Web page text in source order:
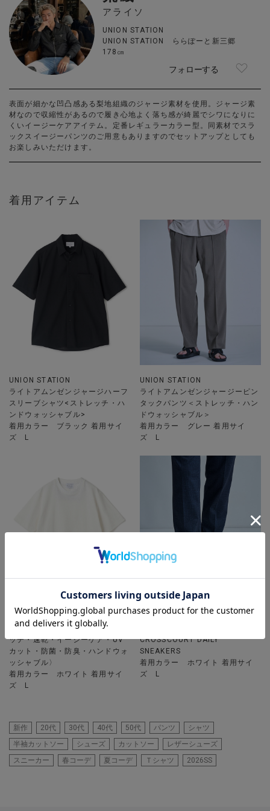
アライソ
UNION STATION
UNION STATION ららぽーと新三郷
178㎝
フォローする
表面が細かな凹凸感ある梨地組織のジャージ素材を使用。ジャージ素
材なので収縮性があるので履き心地よく落ち感が綺麗でシワになりに
くいイージーケアアイテム。定番レギュラーカラー型。同素材でスラ
ックスイージーパンツのご用意もありますのでセットアップとしても
お楽しみいただけます。
着用アイテム
UNION STATION
ライトアムンゼンジャージハーフ
スリーブシャツ<ストレッチ・ハ
ンドウォッシャブル>
着用カラー ブラック 着用サイ
ズ L
UNION STATION
ライトアムンゼンジャージーピン
タックパンツ＜ストレッチ・ハン
ドウォッシャブル＞
着用カラー グレー 着用サイ
ズ L
UNION STATION
マルチファンクションT〈ストレ
ッチ・速乾・イージーケア・UV
カット・防菌・防臭・ハンドウォ
ッシャブル〉
着用カラー ホワイト 着用サイ
ズ L
UNION STATION
CROSSCOURT DAILY
SNEAKERS
着用カラー ホワイト 着用サイ
ズ L
新作 20代 30代 40代 50代 パンツ
シャツ
半袖カットソー
シューズ カットソー
レザーシューズ
スニーカー
春コーデ 夏コーデ Ｔシャツ 2026SS